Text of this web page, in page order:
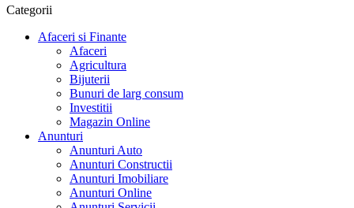
Categorii
Afaceri si Finante
Afaceri
Agricultura
Bijuterii
Bunuri de larg consum
Investitii
Magazin Online
Anunturi
Anunturi Auto
Anunturi Constructii
Anunturi Imobiliare
Anunturi Online